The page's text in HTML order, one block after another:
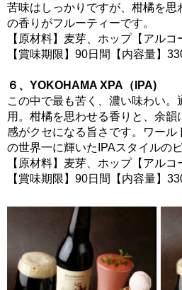
苦味はしっかりですが、柑橘を思
の香りがフルーティーです。
【原材料】麦芽、ホップ【アルコ
【賞味期限】90日間【内容量】
６、YOKOHAMA XPA（IPA)
この中で最も苦く、濃い味わい。
用。柑橘を思わせる香りと、余
感がクセになる旨さです。ワー
の世界一に輝いたIPAスタイルの
【原材料】麦芽、ホップ【アルコ
【賞味期限】90日間【内容量】